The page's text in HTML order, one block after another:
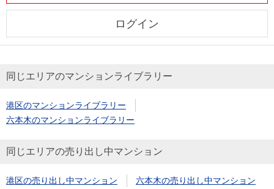
ログイン
同じエリアのマンションライブラリー
港区のマンションライブラリー
六本木のマンションライブラリー
同じエリアの売り出し中マンション
港区の売り出し中マンション 六本木の売り出し中マンション